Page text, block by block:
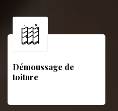
Démoussage de
toiture